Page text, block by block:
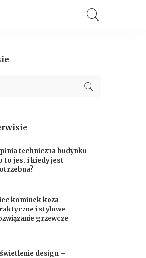
techniczna budynku –
to jest i kiedy jest
kominek koza –
i stylowe
grzewcze
design –